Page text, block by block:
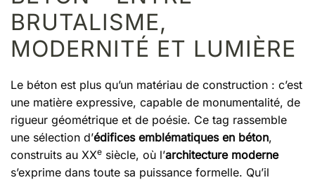
BRUTALISME,
MODERNITÉ ET LUMIÈRE
Le béton est plus qu’un matériau de construction : c’est
une matière expressive, capable de monumentalité, de
rigueur géométrique et de poésie. Ce tag rassemble
une sélection d’édifices emblématiques en béton,
construits au XXe siècle, où l’architecture moderne
s’exprime dans toute sa puissance formelle. Qu’il